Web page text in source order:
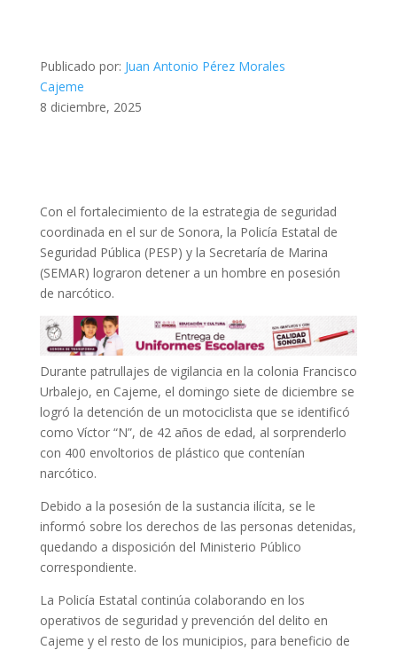
Publicado por: Juan Antonio Pérez Morales
Cajeme
8 diciembre, 2025
Con el fortalecimiento de la estrategia de seguridad
coordinada en el sur de Sonora, la Policía Estatal de
Seguridad Pública (PESP) y la Secretaría de Marina
(SEMAR) lograron detener a un hombre en posesión
de narcótico.
Durante patrullajes de vigilancia en la colonia Francisco
Urbalejo, en Cajeme, el domingo siete de diciembre se
logró la detención de un motociclista que se identificó
como Víctor “N”, de 42 años de edad, al sorprenderlo
con 400 envoltorios de plástico que contenían
narcótico.
Debido a la posesión de la sustancia ilícita, se le
informó sobre los derechos de las personas detenidas,
quedando a disposición del Ministerio Público
correspondiente.
La Policía Estatal continúa colaborando en los
operativos de seguridad y prevención del delito en
Cajeme y el resto de los municipios, para beneficio de